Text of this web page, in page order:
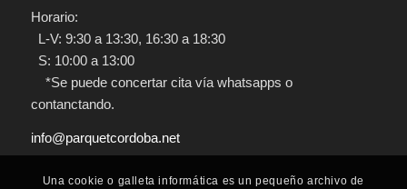
Horario:
L-V: 9:30 a 13:30, 16:30 a 18:30
S: 10:00 a 13:00
*Se puede concertar cita vía whatsapps o
contanctando.
info@parquetcordoba.net
Una cookie o galleta informática es un pequeño archivo de